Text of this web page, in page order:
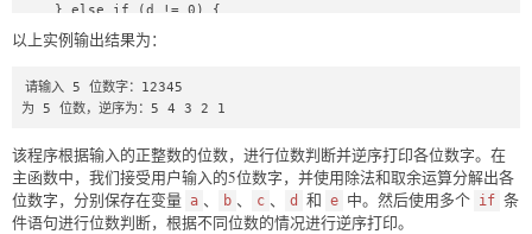
        printf("为 2 位数，逆序为：%ld %ld\n", e, d);
    } else if (e != 0) {
    }
}
以上实例输出结果为：
请输入 5 位数字：12345
为 5 位数，逆序为：5 4 3 2 1
该程序根据输入的正整数的位数，进行位数判断并逆序打印各位数字。在
主函数中，我们接受用户输入的5位数字，并使用除法和取余运算分解出各
位数字，分别保存在变量 a 、 b 、 c 、 d 和 e 中。然后使用多个 if 条
件语句进行位数判断，根据不同位数的情况进行逆序打印。